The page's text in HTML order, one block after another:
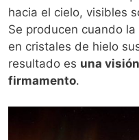
hacia el cielo, visibles
Se producen cuando
en cristales de hielo
resultado es una
firmamento.